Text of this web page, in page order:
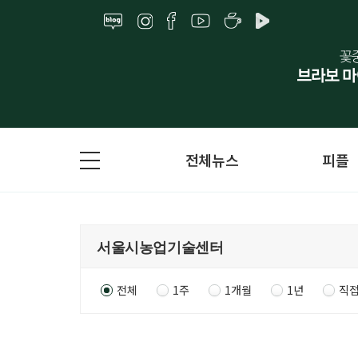
전체뉴스 피플
전체 1주 1개월 1년 직